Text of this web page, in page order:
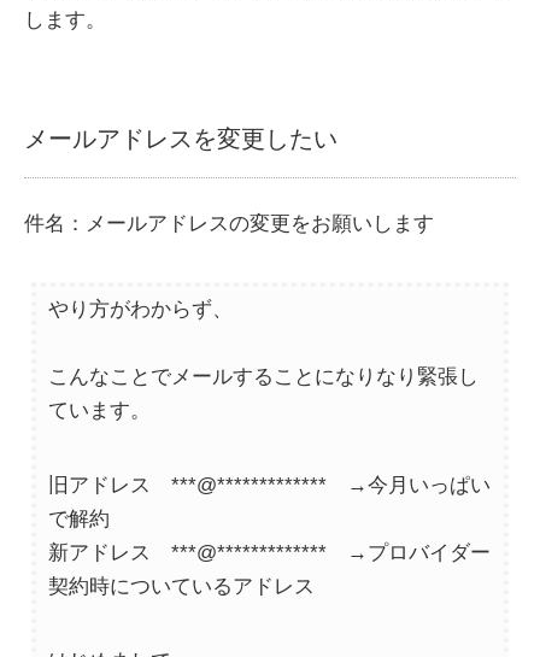
します。
メールアドレスを変更したい
件名：メールアドレスの変更をお願いします
やり方がわからず、
こんなことでメールすることになりなり緊張し
ています。
旧アドレス ***@************* →今月いっぱい
で解約
新アドレス ***@************* →プロバイダー
契約時についているアドレス